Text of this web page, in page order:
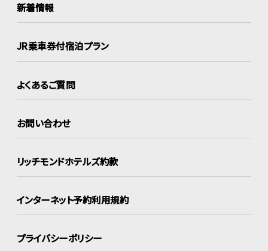
新着情報
JR乗車券付宿泊プラン
よくあるご質問
お問い合わせ
リッチモンドホテルズ約款
インターネット予約利用規約
プライバシーポリシー